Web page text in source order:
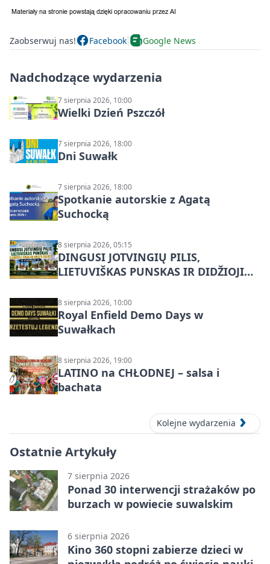
Zaobserwuj nas! Facebook Google News
Nadchodzące wydarzenia
7 sierpnia 2026, 10:00
Wielki Dzień Pszczół
7 sierpnia 2026, 18:00
Dni Suwałk
7 sierpnia 2026, 18:00
Spotkanie autorskie z Agatą
Suchocką
8 sierpnia 2026, 05:15
DINGUSI JOTVINGIŲ PILIS,
LIETUVIŠKAS PUNSKAS IR DIDŽIOJI
DZŪKIJOS – jednodienė kelionė
8 sierpnia 2026, 10:00
Royal Enfield Demo Days w
Suwałkach
8 sierpnia 2026, 19:00
LATINO na CHŁODNEJ – salsa i
bachata
Kolejne wydarzenia
Ostatnie Artykuły
7 sierpnia 2026
Ponad 30 interwencji strażaków po
burzach w powiecie suwalskim
6 sierpnia 2026
Kino 360 stopni zabierze dzieci w